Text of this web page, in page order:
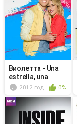
Виолетта - Una
estrella, una
canción
2012 год 0%